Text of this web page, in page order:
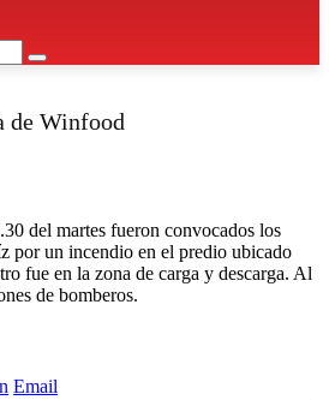
de Winfood
del martes fueron convocados los
por un incendio en el predio ubicado
fue en la zona de carga y descarga. Al
de bomberos.
Email